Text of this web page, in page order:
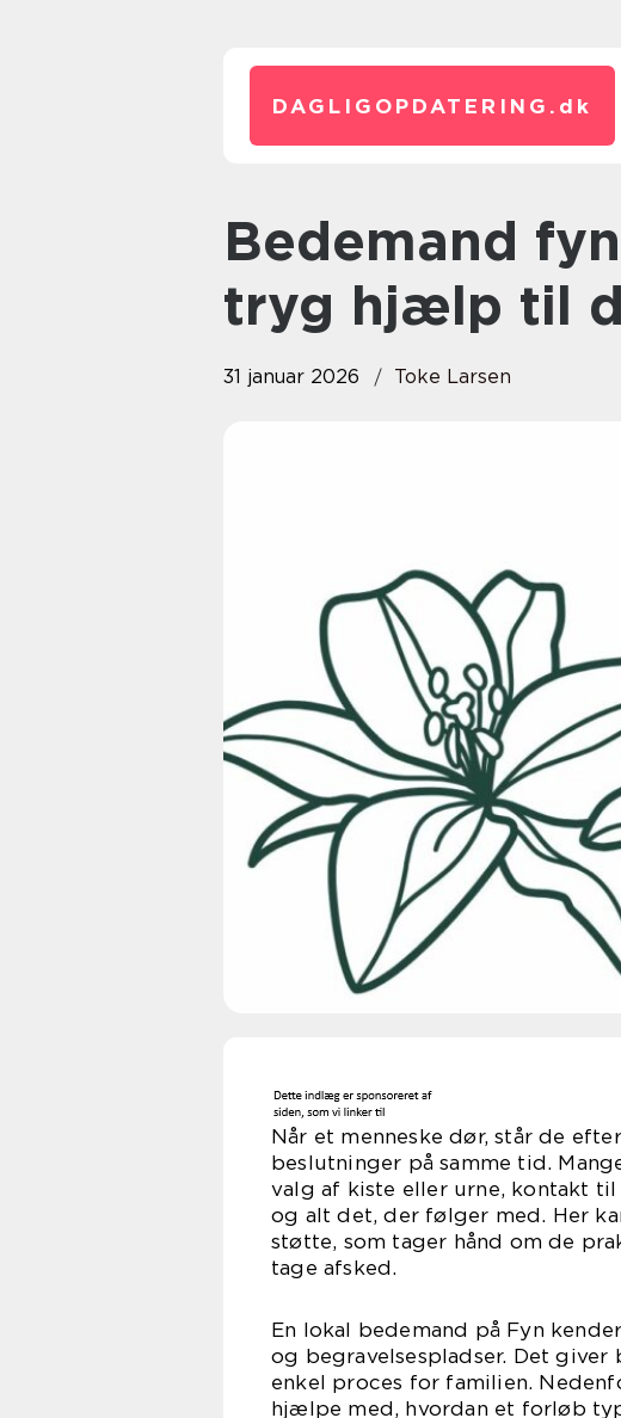
DAGLIGOPDATERING. dk
Bedemand fyn sådan får du
tryg hjælp til
31 januar 2026 Toke Larsen
Når et menneske dør, står de
beslutninger på samme tid.
valg af kiste eller urne, kontakt
og alt det, der følger med. Her
støtte, som tager hånd om de
tage afsked.
En lokal bedemand på Fyn
og begravelsespladser. Det
enkel proces for familien.
hjælpe med, hvordan et forløb